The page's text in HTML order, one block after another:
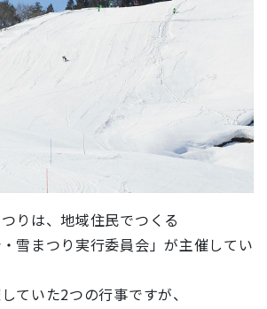
りは、地域住民でつくる
・雪まつり実行委員会」が主催してい
ていた2つの行事ですが、